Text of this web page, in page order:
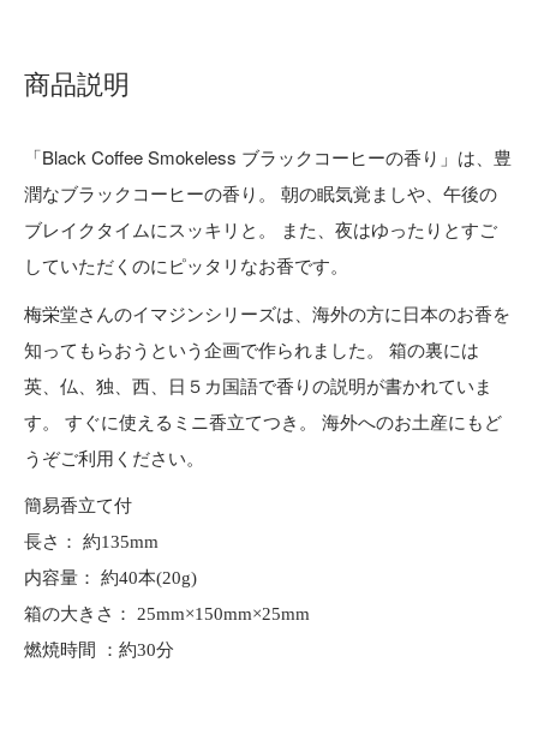
商品説明
「Black Coffee Smokeless ブラックコーヒーの香り」は、豊
潤なブラックコーヒーの香り。 朝の眠気覚ましや、午後の
ブレイクタイムにスッキリと。 また、夜はゆったりとすご
していただくのにピッタリなお香です。
梅栄堂さんのイマジンシリーズは、海外の方に日本のお香を
知ってもらおうという企画で作られました。 箱の裏には
英、仏、独、西、日５カ国語で香りの説明が書かれていま
す。 すぐに使えるミニ香立てつき。 海外へのお土産にもど
うぞご利用ください。
簡易香立て付
長さ： 約135mm
内容量： 約40本(20g)
箱の大きさ： 25mm×150mm×25mm
燃焼時間 ：約30分